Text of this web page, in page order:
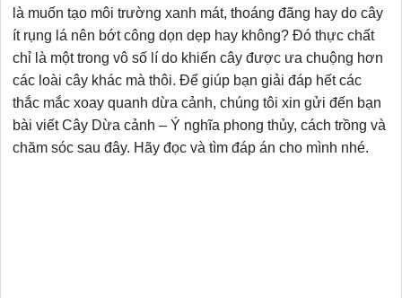
là muốn tạo môi trường xanh mát, thoáng đãng hay do cây
ít rụng lá nên bớt công dọn dẹp hay không? Đó thực chất
chỉ là một trong vô số lí do khiến cây được ưa chuộng hơn
các loài cây khác mà thôi. Để giúp bạn giải đáp hết các
thắc mắc xoay quanh dừa cảnh, chúng tôi xin gửi đến bạn
bài viết Cây Dừa cảnh – Ý nghĩa phong thủy, cách trồng và
chăm sóc sau đây. Hãy đọc và tìm đáp án cho mình nhé.